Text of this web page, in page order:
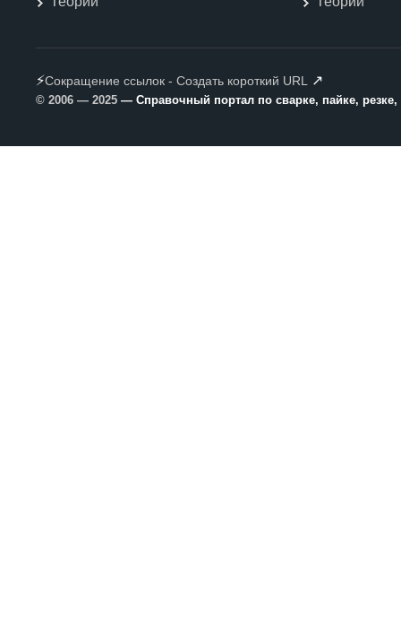
⚡Сокращение ссылок - Создать короткий URL ↗
© 2006 — 2025 — Справочный портал по сварке, пайке,